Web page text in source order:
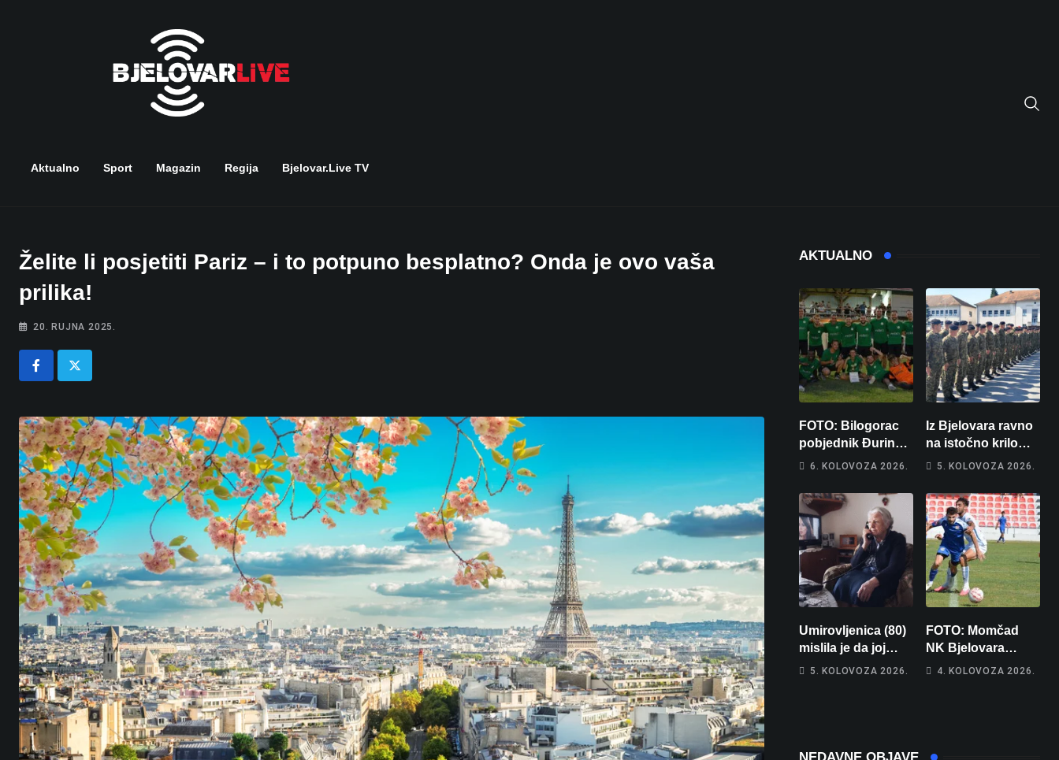
Aktualno Sport Magazin Regija Bjelovar.live TV
Želite li posjetiti Pariz – i to potpuno besplatno? Onda je ovo vaša
prilika!
20. RUJNA 2025.
AKTUALNO
FOTO: Bilogorac
pobjednik Đurinog
memorijala
6. KOLOVOZA 2026.
Iz Bjelovara ravno
na istočno krilo
NATO-a: Evo kamo
vojnika i 6
vojnikinja
5. KOLOVOZA 2026.
Umirovljenica (80)
mislila je da joj
piše kći pa ostala
5. KOLOVOZA 2026.
FOTO: Momčad
NK Bjelovara
poprima jesenski
4. KOLOVOZA 2026.